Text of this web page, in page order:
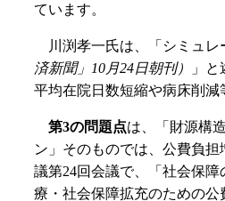
ています。
川渕孝一氏は、「シミュ
済新聞」10月24日朝刊）
」
平均在院日数短縮や病床削
第3の問題点は、「財源構
ン」そのものでは、公費負
議第24回会議で、「社会保
療・社会保障拡充のための